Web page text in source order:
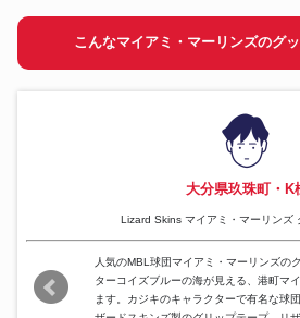
こんなマイアミ・マーリンズのグ
大分県玖珠町・K
Lizard Skins マイアミ・マーリンズ
人気のMBL球団マイアミ・マーリンズの
ターコイズブルーの海が見える、港町マ
ます。カジキのキャラクターで有名な球